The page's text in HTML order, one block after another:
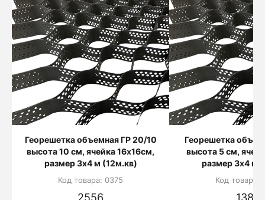
Георешетка объемная ГР 20/10
высота 10 см, ячейка 16х16см,
размер 3х4 м (12м.кв)
Код товара: 0375
2556
Георешетка
высота 5 см,
размер 3х4 м
Код товара:
1380